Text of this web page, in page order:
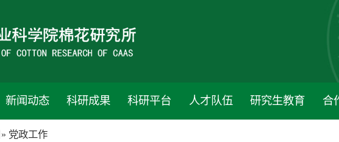
新闻动态 科研成果 科研平台 人才队伍 研究生教育 合
» 党政工作